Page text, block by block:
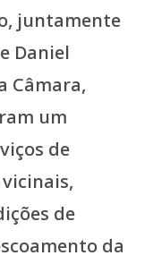
juntamente
Daniel
Câmara,
um
de
de
da